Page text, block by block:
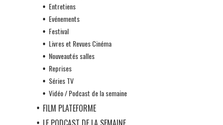
Entretiens
Evénements
Festival
Livres et Revues Cinéma
Nouveautés salles
Reprises
Séries TV
Vidéo / Podcast de la semaine
FILM PLATEFORME